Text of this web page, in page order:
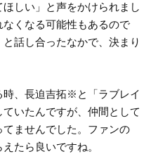
しい」と声をかけられまし
くなる可能性もあるので
と話し合ったなかで、決まり
時、長迫吉拓※と「ラブレイ
いたんですが、仲間として
ませんでした。ファンの
たら良いですね。